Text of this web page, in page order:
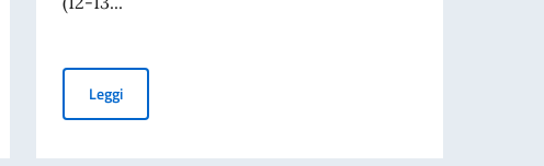
LeggiConferenza dei Consoli d’Italia nel mondo (12-13 giugno)